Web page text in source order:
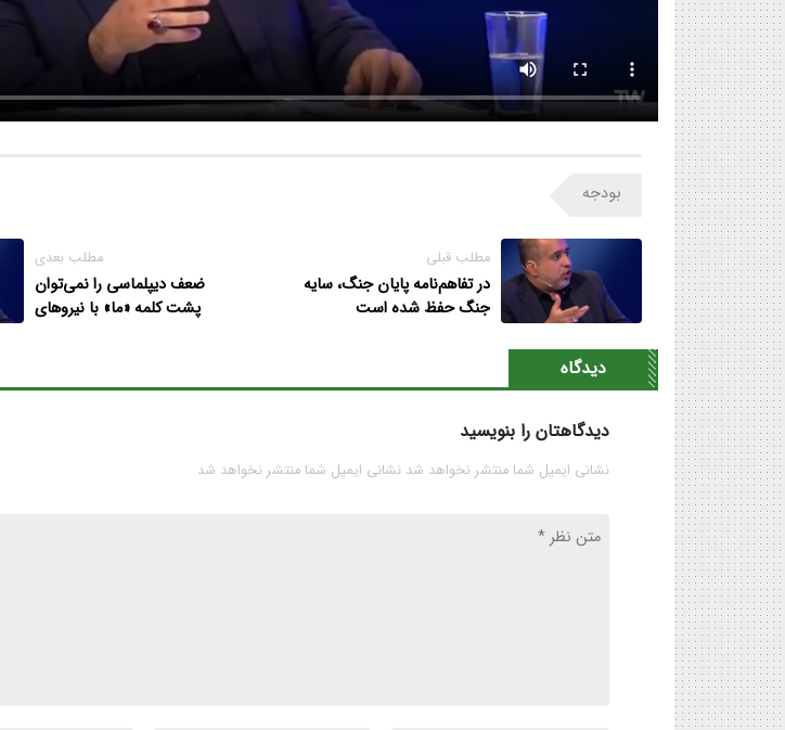
بودجه
مطلب قبلی
در تفاهم‌نامه پایان جنگ، سایه
جنگ حفظ شده است
مطلب بعدی
ضعف دیپلماسی را نمی‌توان
پشت کلمه «ما» با نیروهای
دیدگاه
دیدگاهتان را بنویسید
نشانی ایمیل شما منتشر نخواهد شد نشانی ایمیل شما منتشر نخواهد شد